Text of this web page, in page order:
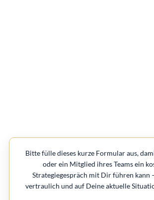
Bitte fülle dieses kurze Formular aus,
oder ein Mitglied ihres Teams ein
Strategiegespräch mit Dir führen kann
vertraulich und auf Deine aktuelle